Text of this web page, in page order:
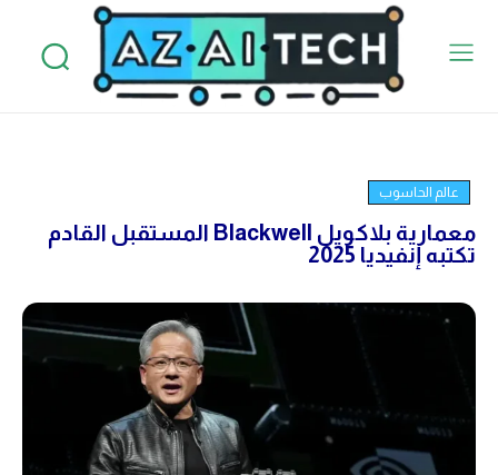
عالم الحاسوب
معمارية بلاكويل Blackwell المستقبل القادم
تكتبه إنفيديا 2025